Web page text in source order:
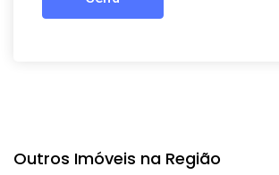
Outros Imóveis na Região